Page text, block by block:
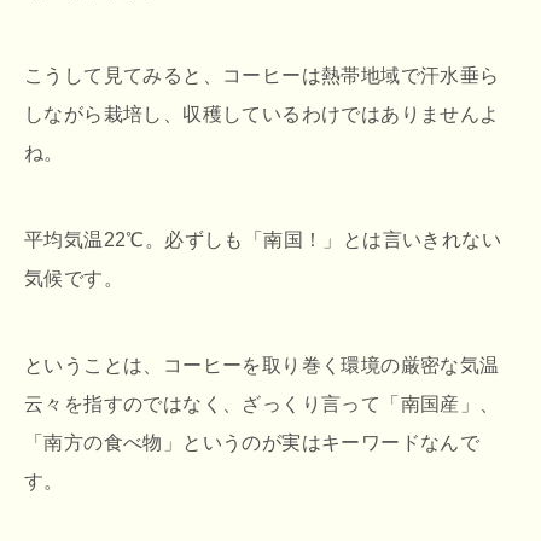
こうして見てみると、コーヒーは熱帯地域で汗水垂ら
しながら栽培し、収穫しているわけではありませんよ
ね。
平均気温22℃。必ずしも「南国！」とは言いきれない
気候です。
ということは、コーヒーを取り巻く環境の厳密な気温
云々を指すのではなく、ざっくり言って「南国産」、
「南方の食べ物」というのが実はキーワードなんで
す。